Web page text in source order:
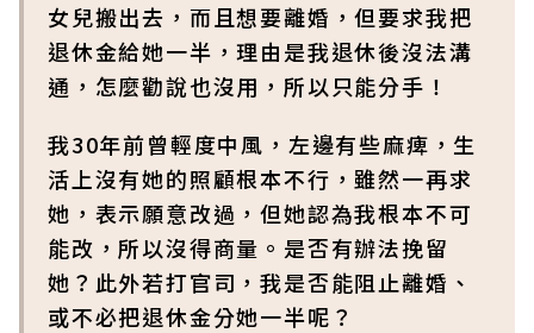
女兒搬出去，而且想要離婚，但要求我把
退休金給她一半，理由是我退休後沒法溝
通，怎麼勸說也沒用，所以只能分手！
我30年前曾輕度中風，左邊有些麻痺，生
活上沒有她的照顧根本不行，雖然一再求
她，表示願意改過，但她認為我根本不可
能改，所以沒得商量。是否有辦法挽留
她？此外若打官司，我是否能阻止離婚、
或不必把退休金分她一半呢？